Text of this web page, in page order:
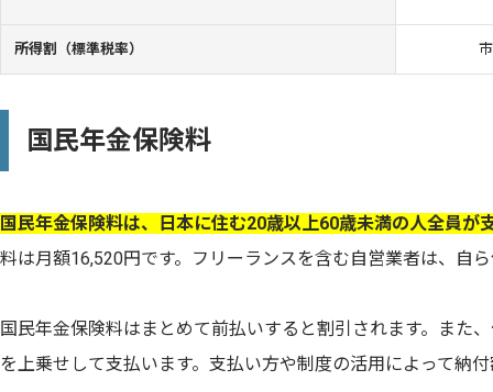
所得割（標準税率）
国民年金保険料
国民年金保険料は、日本に住む20歳以上60歳未満の人全員が
料は月額16,520円です。フリーランスを含む自営業者は、自
国民年金保険料はまとめて前払いすると割引されます。また
を上乗せして支払います。支払い方や制度の活用によって納